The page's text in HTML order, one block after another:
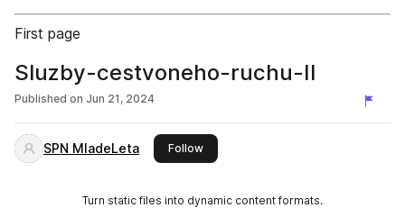
First page
Sluzby-cestvoneho-ruchu-II
Published on Jun 21, 2024
SPN MladeLeta Followthis publisher
Turn static files into dynamic content formats.